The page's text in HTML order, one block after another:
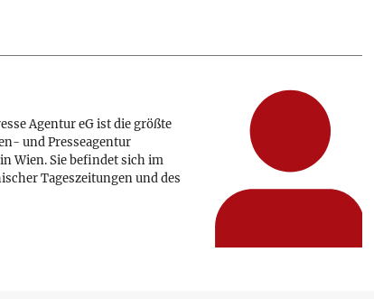
Agentur eG ist die größte
und Presseagentur
Wien. Sie befindet sich im
Tageszeitungen und des